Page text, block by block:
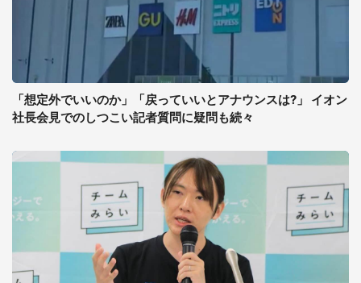
「想定外でいいのか」「戻っていいとアナウンスは?」 イオン
社長会見でのしつこい記者質問に疑問も続々